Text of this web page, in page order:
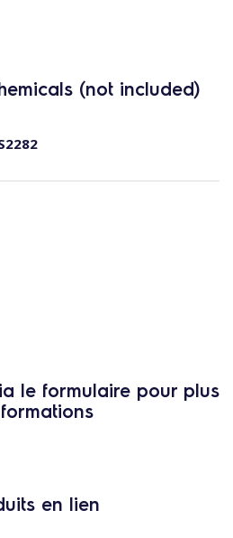
(not included)
le formulaire pour plus
en lien